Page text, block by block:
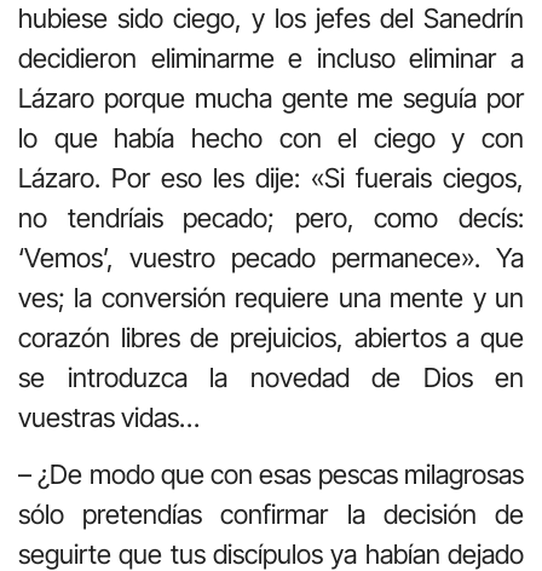
hubiese sido ciego, y los jefes del Sanedrín
decidieron eliminarme e incluso eliminar a
Lázaro porque mucha gente me seguía por
lo que había hecho con el ciego y con
Lázaro. Por eso les dije: «Si fuerais ciegos,
no tendríais pecado; pero, como decís:
‘Vemos’, vuestro pecado permanece». Ya
ves; la conversión requiere una mente y un
corazón libres de prejuicios, abiertos a que
se introduzca la novedad de Dios en
vuestras vidas…
– ¿De modo que con esas pescas milagrosas
sólo pretendías confirmar la decisión de
seguirte que tus discípulos ya habían dejado